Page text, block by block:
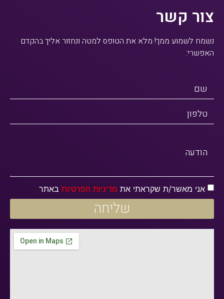
צור קשר
נשמח לשמוע ממך! מלא את הטופס למטה ונחזור אליך בהקדם
האפשרי:
שם
טלפון
הודעה
אני מאשר/ת שקראתי את מדיניות הפרטיות באתר
שליחה